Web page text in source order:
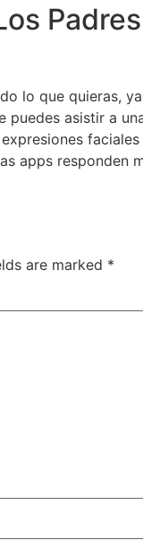
lo que quieras,
asistir a
apps responden
are marked *